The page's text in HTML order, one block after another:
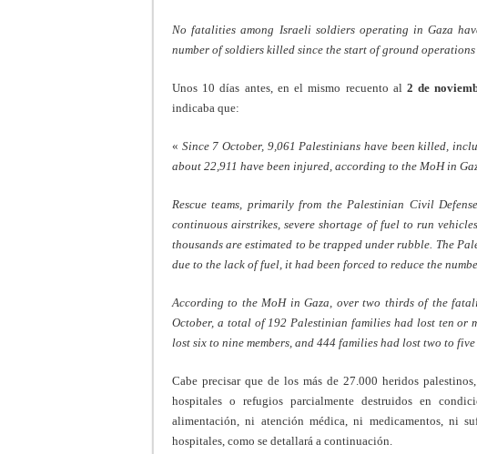
No fatalities among Israeli soldiers operating in Gaza
number of soldiers killed since the start of ground
Unos 10 días antes, en el mismo recuento al 2 de
indicaba que:
« Since 7 October, 9,061 Palestinians have been killed,
about 22,911 have been injured, according to the MoH in
Rescue teams, primarily from the Palestinian Civil
continuous airstrikes, severe shortage of fuel to run
thousands are estimated to be trapped under rubble. The
due to the lack of fuel, it had been forced to reduce the
According to the MoH in Gaza, over two thirds of the
October, a total of 192 Palestinian families had lost ten or
lost six to nine members, and 444 families had lost two to
Cabe precisar que de los más de 27.000 heridos
hospitales o refugios parcialmente destruidos en
alimentación, ni atención médica, ni medicamentos, ni
hospitales, como se detallará a continuación.